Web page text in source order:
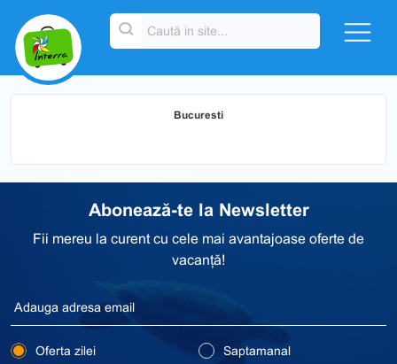
Bucuresti
Abonează-te la Newsletter
Fii mereu la curent cu cele mai avantajoase oferte de
vacanță!
Oferta zilei Saptamanal